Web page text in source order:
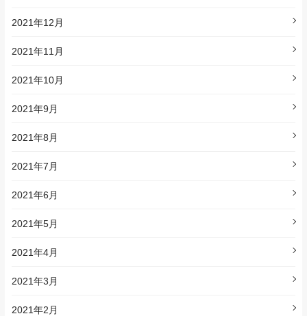
2021年12月
2021年11月
2021年10月
2021年9月
2021年8月
2021年7月
2021年6月
2021年5月
2021年4月
2021年3月
2021年2月